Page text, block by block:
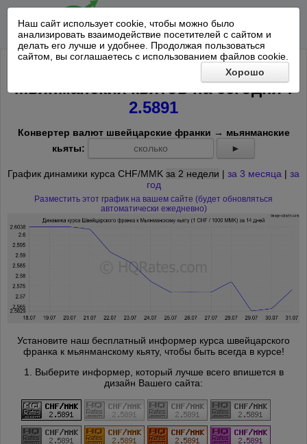
Наш сайт использует cookie, чтобы можно было
анализировать взаимодействие посетителей с сайтом и
делать его лучше и удобнее. Продолжая пользоваться
сайтом, вы соглашаетесь с использованием файлов cookie.
Хорошо
Курс Швейцарского франка к 1000
Мьянманских кьятов насегодня*:
2.5891
Конвертер валют швейцарские франки → мьянманские
кьяты:
►
График динамики курса CHF/MMK за 2 недели | за 3 месяца | за
год
Разместить этот график на вашем сайте (будет обновляться
автоматически ежедневно)
Установите наш бесплатный информер курса швейцарского
франка к мьянманскому кьяту, чтобы быть всегда в курсе!
1. Выберите информер, который лучше всего впишется в
дизайн Вашего сайта: